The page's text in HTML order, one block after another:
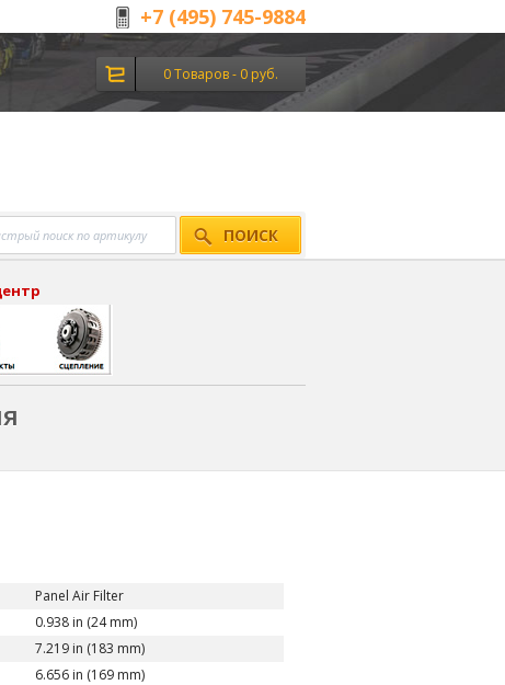
+7 (495) 745-9884
0 Товаров - 0 руб.
ПОИСК
Panel Air Filter
0.938 in (24 mm)
7.219 in (183 mm)
6.656 in (169 mm)